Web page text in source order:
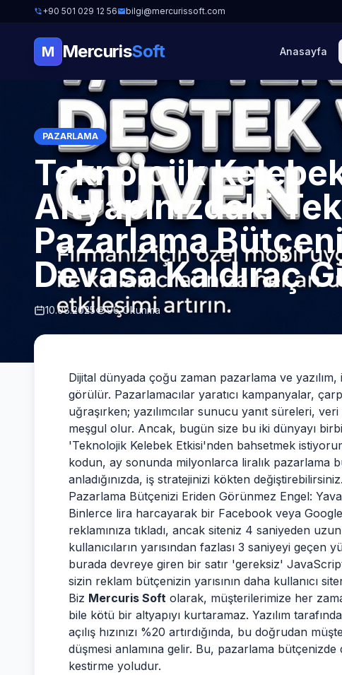
+90 501 029 12 56 bilgi@mercurissoft.com
M MercurisSoft Anasayfa
PAZARLAMA
Teknolojik
Altyapınızdaki
Pazarlama
Devasa Kaldıraç
10.08.2025 96 Okunma
Dijital dünyada çoğu zaman pazarlama ve
görülür. Pazarlamacılar yaratıcı kampanyalar,
uğraşırken; yazılımcılar sunucu yanıt süreleri,
meşgul olur. Ancak, bugün size bu iki dünyayı
'Teknolojik Kelebek Etkisi'nden bahsetmek
kodun, ay sonunda milyonlarca liralık pazarlama
anladığınızda, iş stratejinizi kökten değiştirebilirsiniz.
Pazarlama Bütçenizi Eriden Görünmez Engel:
Binlerce lira harcayarak bir Facebook veya Google
reklamınıza tıkladı, ancak siteniz 4 saniyeden
kullanıcıların yarısından fazlası 3 saniyeyi
burada devreye giren bir satır 'gereksiz'
sizin reklam bütçenizin yarısının daha kullanıcı
Biz Mercuris Soft olarak, müşterilerimize her
bile kötü bir altyapıyı kurtaramaz. Yazılım
açılış hızınızı %20 artırdığında, bu doğrudan
düşmesi anlamına gelir. Bu, pazarlama
kestirme yoludur.